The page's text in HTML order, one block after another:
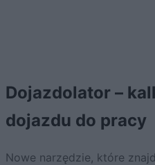
Dojazdolator –
dojazdu do pracy
Nowe narzędzie, które